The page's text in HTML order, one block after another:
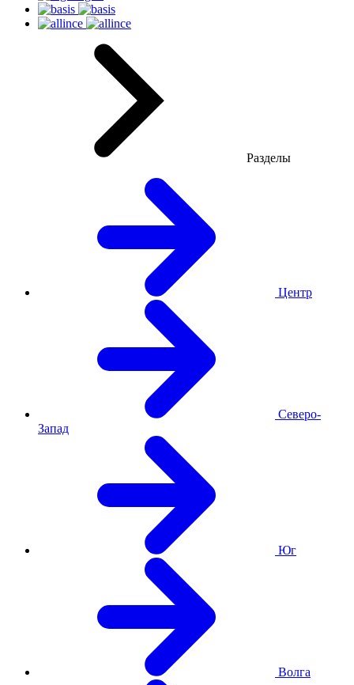
Разделы
Центр
Северо-
Запад
Юг
Волга